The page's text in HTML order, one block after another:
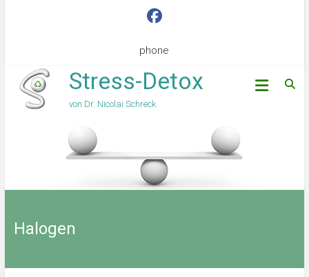
phone
Stress-Detox
von Dr. Nicolai Schreck
Halogen